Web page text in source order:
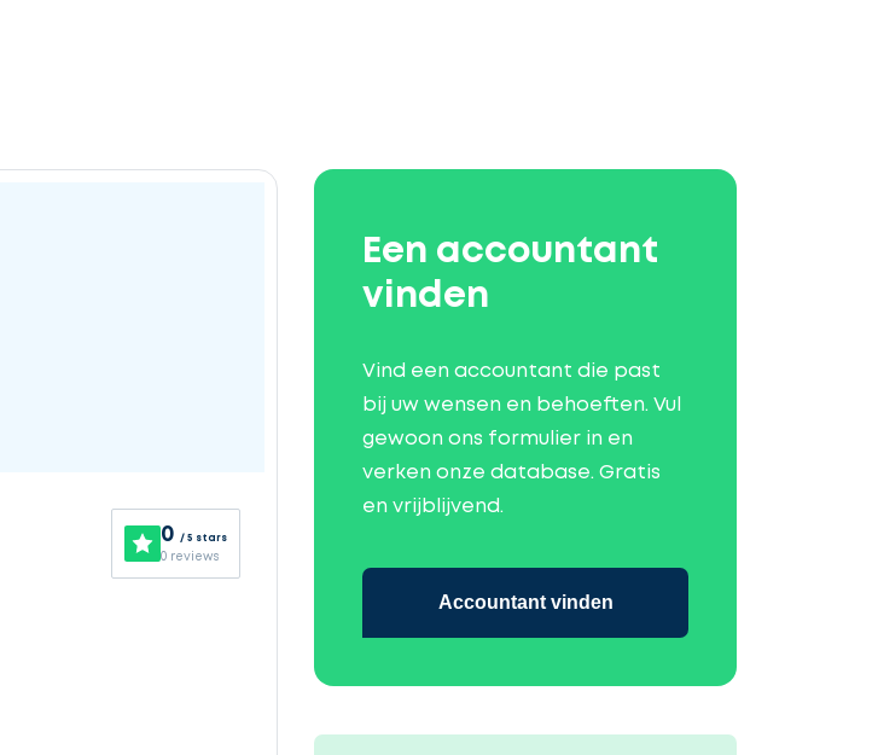
0 / 5 stars
0 reviews
Een accountant
vinden
Vind een accountant die past
bij uw wensen en behoeften. Vul
gewoon ons formulier in en
verken onze database. Gratis
en vrijblijvend.
Accountant vinden